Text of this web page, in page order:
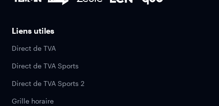
Liens utiles
Direct de TVA
Direct de TVA Sports
Direct de TVA Sports 2
Grille horaire